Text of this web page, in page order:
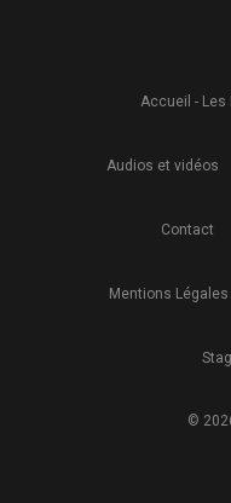
Accueil -
Audios et vidéos
Contact
Mentions Légales
©